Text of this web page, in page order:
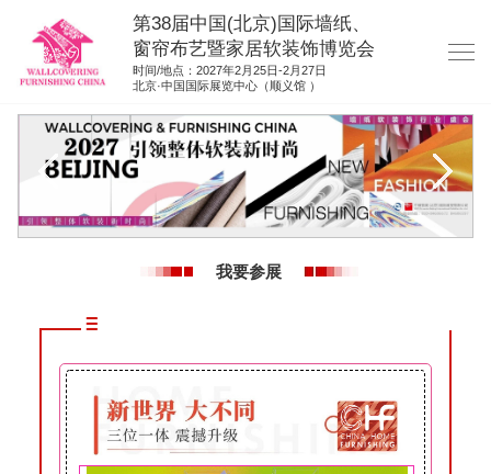
第38届中国(北京)国际墙纸、
窗帘布艺暨家居软装饰博览会
时间/地点：2027年2月25日-2月27日
北京·中国国际展览中心（顺义馆 ）
网站首页
展商服务
展位申请
集团展会
参展联络
我要参展